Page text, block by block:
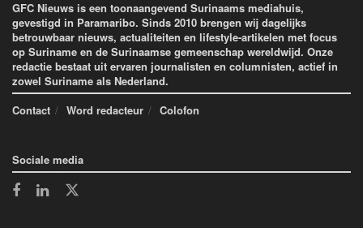
GFC Nieuws is een toonaangevend Surinaams mediahuis,
gevestigd in Paramaribo. Sinds 2010 brengen wij dagelijks
betrouwbaar nieuws, actualiteiten en lifestyle-artikelen met focus
op Suriname en de Surinaamse gemeenschap wereldwijd. Onze
redactie bestaat uit ervaren journalisten en columnisten, actief in
zowel Suriname als Nederland.
Contact
Word redacteur Colofon
Sociale media